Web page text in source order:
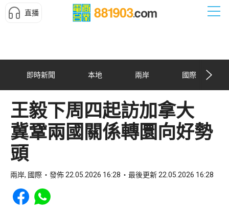
直播
即時新聞 本地 兩岸 國際
王毅下周四起訪加拿大
冀鞏兩國關係轉圜向好勢
頭
兩岸, 國際 發佈 22.05.2026 16:28 最後更新 22.05.2026 16:28
Share to Facebook
Share to WhatsApp